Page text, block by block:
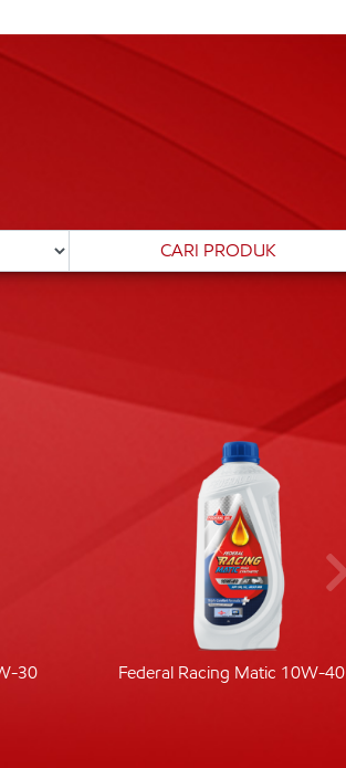
30 Federal Racing Matic 10W-40